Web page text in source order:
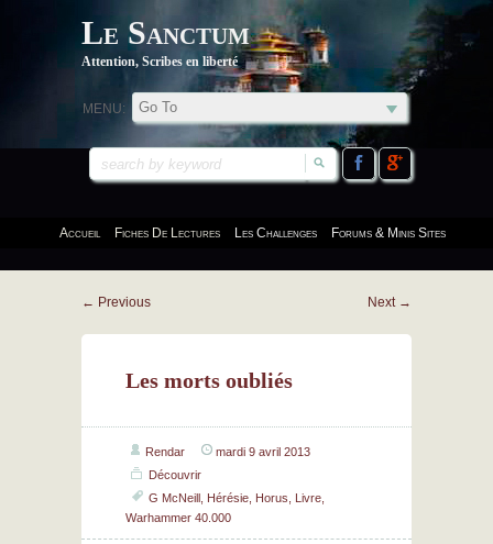
Le Sanctum
Attention, Scribes en liberté
MENU:
Accueil Fiches De Lectures Les Challenges Forums & Minis Sites
← Previous Next →
Les morts oubliés
Rendar
mardi 9 avril 2013
Découvrir
G McNeill Hérésie Horus Livre
Warhammer 40.000